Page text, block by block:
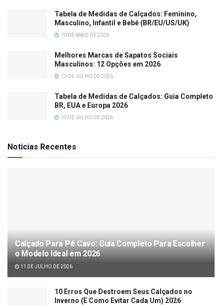
Tabela de Medidas de Calçados: Feminino,
Masculino, Infantil e Bebê (BR/EU/US/UK)
10 DE MAIO DE 2026
Melhores Marcas de Sapatos Sociais
Masculinos: 12 Opções em 2026
13 DE JULHO DE 2026
Tabela de Medidas de Calçados: Guia Completo
BR, EUA e Europa 2026
13 DE JULHO DE 2026
Noticias Recentes
Calçado Para Pé Cavo: Guia Completo Para Escolher
o Modelo Ideal em 2026
11 DE JULHO DE 2026
10 Erros Que Destroem Seus Calçados no
Inverno (E Como Evitar Cada Um) 2026